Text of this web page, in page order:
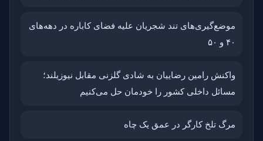
موضع‌گیری‌های تند شجریان علیه فضای کاباره در دهه‌های
۴۰ و ۵۰
واکنش رامین رضاییان به شادی گلزنی مقابل نیوزیلند؛
مسائل داخلی کشور را خودمان حل می‌کنیم
مرگ تلخ کارگر در عمق یک چاه